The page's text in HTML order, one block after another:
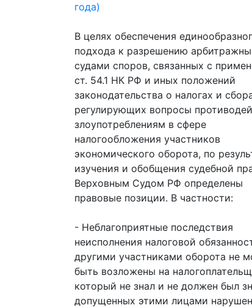
года)
В целях обеспечения
подхода к разрешению
судами споров, связанных с
ст. 54.1 НК РФ и иных положений
законодательства о налогах и
регулирующих вопросы
злоупотреблениям в сфере
налогообложения участников
экономического оборота, по
изучения и обобщения судебной
Верховным Судом РФ определены
правовые позиции. В частности:
- Неблагоприятные последствия
неисполнения налоговой
другими участниками оборота не
быть возложены на
который не знал и не должен был
допущенных этими лицами